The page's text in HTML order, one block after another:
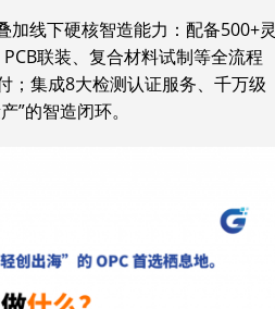
加线下硬核智造能力：配备500+灵
联装、复合材料试制等全流程
；集成8大检测认证服务、千万级
的智造闭环。